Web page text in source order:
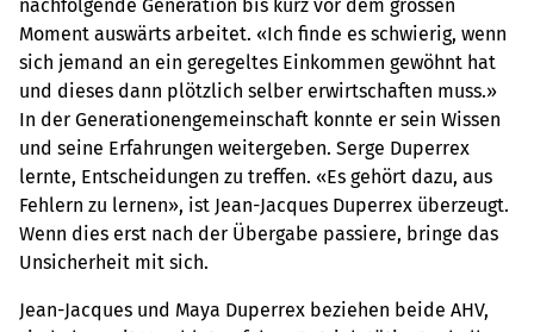
nachfolgende Generation bis kurz vor dem grossen
Moment auswärts arbeitet. «Ich finde es schwierig, wenn
sich jemand an ein geregeltes Einkommen gewöhnt hat
und dieses dann plötzlich selber erwirtschaften muss.»
In der Generationengemeinschaft konnte er sein Wissen
und seine Erfahrungen weitergeben. Serge Duperrex
lernte, Entscheidungen zu treffen. «Es gehört dazu, aus
Fehlern zu lernen», ist Jean-Jacques Duperrex überzeugt.
Wenn dies erst nach der Übergabe passiere, bringe das
Unsicherheit mit sich.
Jean-Jacques und Maya Duperrex beziehen beide AHV,